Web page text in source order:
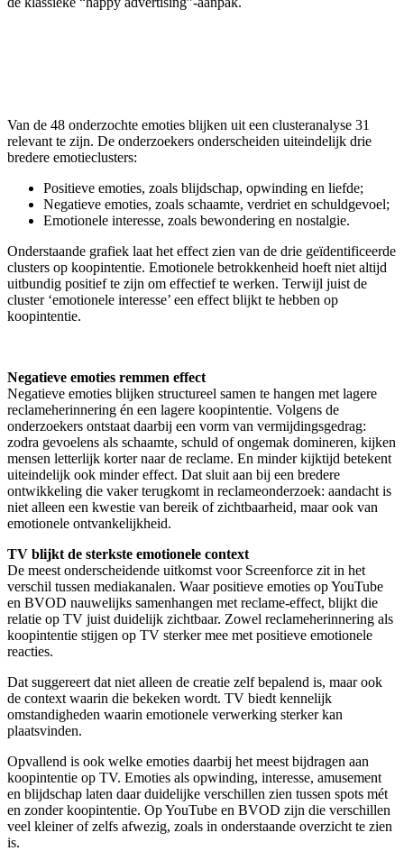
Van de 48 onderzochte emoties blijken uit een clusteranalyse 31
relevant te zijn. De onderzoekers onderscheiden uiteindelijk drie
bredere emotieclusters:
Positieve emoties, zoals blijdschap, opwinding en liefde;
Negatieve emoties, zoals schaamte, verdriet en schuldgevoel;
Emotionele interesse, zoals bewondering en nostalgie.
Onderstaande grafiek laat het effect zien van de drie geïdentificeerde
clusters op koopintentie. Emotionele betrokkenheid hoeft niet altijd
uitbundig positief te zijn om effectief te werken. Terwijl juist de
cluster ‘emotionele interesse’ een effect blijkt te hebben op
koopintentie.
Negatieve emoties remmen effect
Negatieve emoties blijken structureel samen te hangen met lagere
reclameherinnering én een lagere koopintentie. Volgens de
onderzoekers ontstaat daarbij een vorm van vermijdingsgedrag:
zodra gevoelens als schaamte, schuld of ongemak domineren, kijken
mensen letterlijk korter naar de reclame. En minder kijktijd betekent
uiteindelijk ook minder effect. Dat sluit aan bij een bredere
ontwikkeling die vaker terugkomt in reclameonderzoek: aandacht is
niet alleen een kwestie van bereik of zichtbaarheid, maar ook van
emotionele ontvankelijkheid.
TV blijkt de sterkste emotionele context
De meest onderscheidende uitkomst voor Screenforce zit in het
verschil tussen mediakanalen. Waar positieve emoties op YouTube
en BVOD nauwelijks samenhangen met reclame-effect, blijkt die
relatie op TV juist duidelijk zichtbaar. Zowel reclameherinnering als
koopintentie stijgen op TV sterker mee met positieve emotionele
reacties.
Dat suggereert dat niet alleen de creatie zelf bepalend is, maar ook
de context waarin die bekeken wordt. TV biedt kennelijk
omstandigheden waarin emotionele verwerking sterker kan
plaatsvinden.
Opvallend is ook welke emoties daarbij het meest bijdragen aan
koopintentie op TV. Emoties als opwinding, interesse, amusement
en blijdschap laten daar duidelijke verschillen zien tussen spots mét
en zonder koopintentie. Op YouTube en BVOD zijn die verschillen
veel kleiner of zelfs afwezig, zoals in onderstaande overzicht te zien
is.